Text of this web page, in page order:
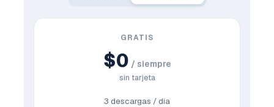
GRATIS
$0 / siempre
sin tarjeta
3 descargas / día